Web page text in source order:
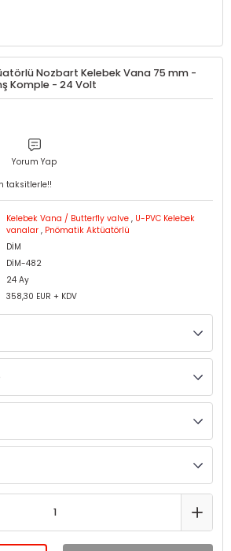
Nozbart Kelebek Vana 75 mm -
Komple - 24 Volt
Yorum Yap
taksitlerle!!
Kelebek Vana / Butterfly valve , U-PVC Kelebek
vanalar , Pnömatik Aktüatörlü
DİM
DİM-482
24 Ay
358,30 EUR + KDV